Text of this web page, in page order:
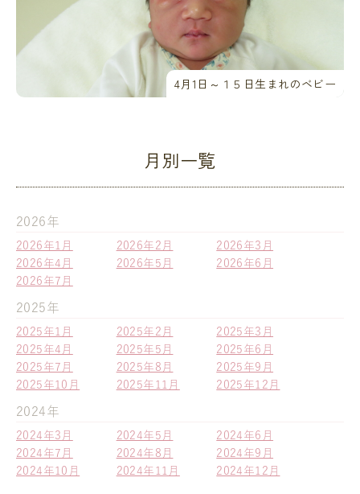
4月1日～１５日生まれのベビー
月別一覧
2026年
2026年1月 2026年2月
2026年3月
2026年4月
2026年5月
2026年6月
2026年7月
2025年
2025年1月 2025年2月
2025年3月
2025年4月
2025年5月
2025年6月
2025年7月
2025年8月
2025年9月
2025年10月
2025年11月 2025年12月
2024年
2024年3月 2024年5月
2024年6月
2024年7月
2024年8月
2024年9月
2024年10月
2024年11月 2024年12月